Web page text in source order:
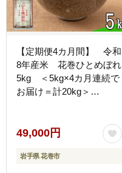
【定期便4カ月間】 令和
8年産米 花巻ひとめぼれ
5kg ＜5kg×4カ月連続で
お届け＝計20kg＞
49,000円
岩手県 花巻市